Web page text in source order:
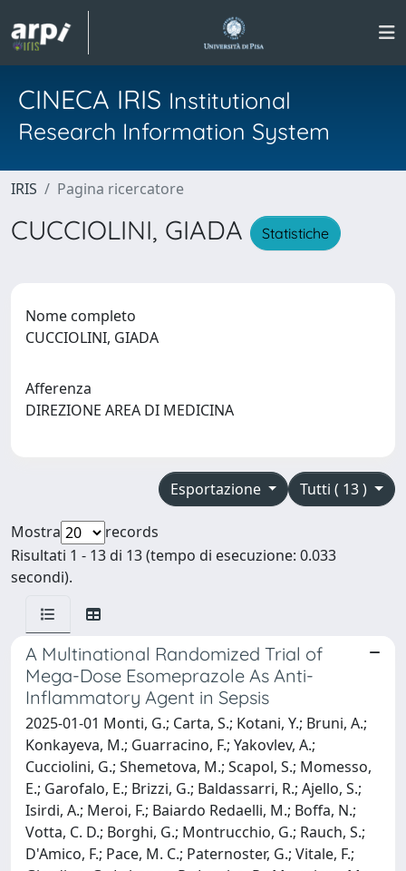
CINECA IRIS Institutional
Research Information System
IRIS Pagina ricercatore
CUCCIOLINI, GIADA Statistiche
Nome completo
CUCCIOLINI, GIADA
Afferenza
DIREZIONE AREA DI MEDICINA
Tutti ( 13 )
Esportazione
Mostra
records
Risultati 1 - 13 di 13 (tempo di esecuzione: 0.033
secondi).
A Multinational Randomized Trial of
Mega-Dose Esomeprazole As Anti-
Inflammatory Agent in Sepsis
2025-01-01 Monti, G.; Carta, S.; Kotani, Y.; Bruni, A.;
Konkayeva, M.; Guarracino, F.; Yakovlev, A.;
Cucciolini, G.; Shemetova, M.; Scapol, S.; Momesso,
E.; Garofalo, E.; Brizzi, G.; Baldassarri, R.; Ajello, S.;
Isirdi, A.; Meroi, F.; Baiardo Redaelli, M.; Boffa, N.;
Votta, C. D.; Borghi, G.; Montrucchio, G.; Rauch, S.;
D'Amico, F.; Pace, M. C.; Paternoster, G.; Vitale, F.;